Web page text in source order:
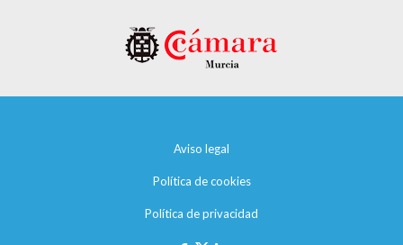
Aviso legal
Política de cookies
Política de privacidad